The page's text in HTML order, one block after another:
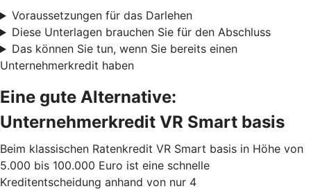
Voraussetzungen für das Darlehen
Diese Unterlagen brauchen Sie für den Abschluss
Das können Sie tun, wenn Sie bereits einen
Unternehmerkredit haben
Eine gute Alternative:
Unternehmerkredit VR Smart basis
Beim klassischen Ratenkredit VR Smart basis in Höhe von
5.000 bis 100.000 Euro ist eine schnelle
Kreditentscheidung anhand von nur 4